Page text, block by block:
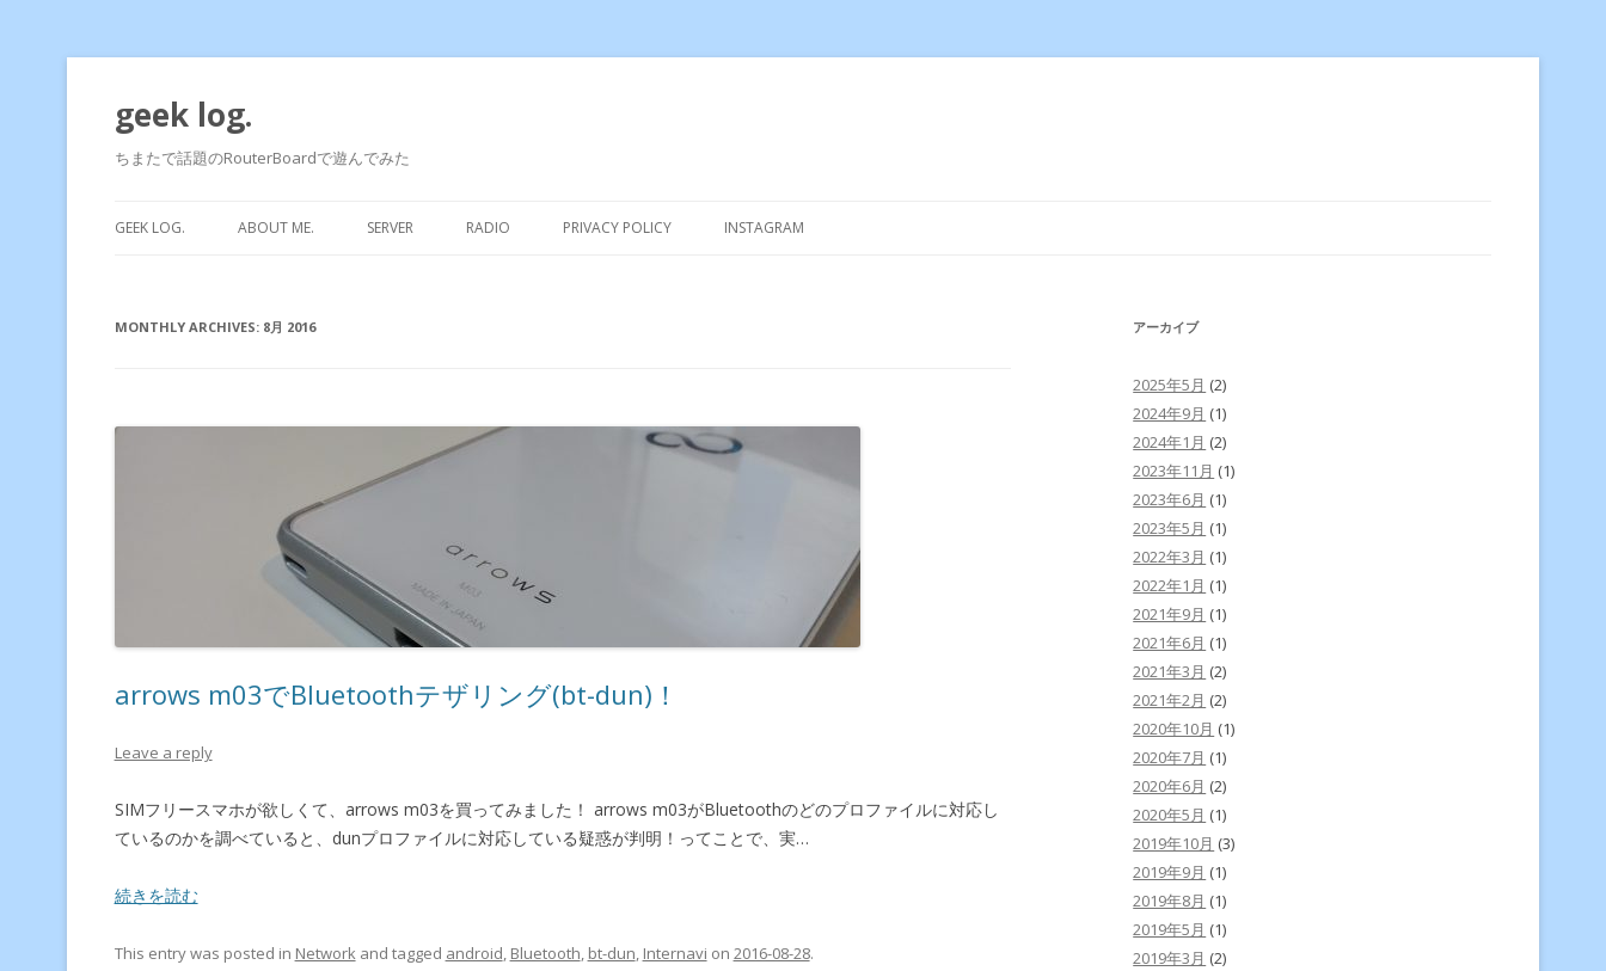
geek log.
ちまたで話題のRouterBoardで遊んでみた
GEEK LOG. ABOUT ME. SERVER RADIO PRIVACY POLICY INSTAGRAM
MONTHLY ARCHIVES: 8月 2016
arrows m03でBluetoothテザリング(bt-dun)！
Leave a reply
SIMフリースマホが欲しくて、arrows m03を買ってみました！ arrows m03がBluetoothのどのプロファイルに対応し
ているのかを調べていると、dunプロファイルに対応している疑惑が判明！ってことで、実…
続きを読む
This entry was posted in Networkand tagged android, Bluetooth, bt-dun, Internavi on 2016-08-28.
アーカイブ
2025年5月 (2)
2024年9月 (1)
2024年1月 (2)
2023年11月 (1)
2023年6月 (1)
2023年5月 (1)
2022年3月 (1)
2022年1月 (1)
2021年9月 (1)
2021年6月 (1)
2021年3月 (2)
2021年2月 (2)
2020年10月 (1)
2020年7月 (1)
2020年6月 (2)
2020年5月 (1)
2019年10月 (3)
2019年9月 (1)
2019年8月 (1)
2019年5月 (1)
2019年3月 (2)